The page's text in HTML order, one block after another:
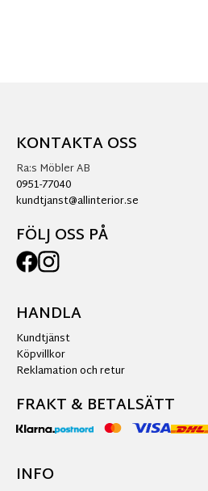
KONTAKTA OSS
Ra:s Möbler AB
0951-77040
kundtjanst@allinterior.se
FÖLJ OSS PÅ
HANDLA
Kundtjänst
Köpvillkor
Reklamation och retur
FRAKT & BETALSÄTT
INFO